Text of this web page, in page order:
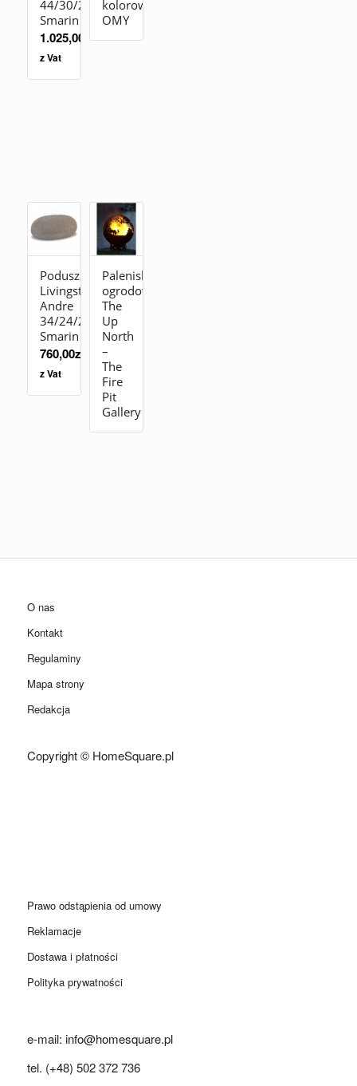
44/30/25
Smarin
1.025,00 zł
z Vat
kolorowania
OMY
Poduszka
Livingstones
Andre
34/24/20
Smarin
760,00zł
z Vat
Palenisko
ogrodowe
The
Up
North
–
The
Fire
Pit
Gallery
O nas
Kontakt
Regulaminy
Mapa strony
Redakcja
Copyright © HomeSquare.pl
Prawo odstąpienia od umowy
Reklamacje
Dostawa i płatności
Polityka prywatności
e-mail: info@homesquare.pl
tel. (+48) 502 372 736